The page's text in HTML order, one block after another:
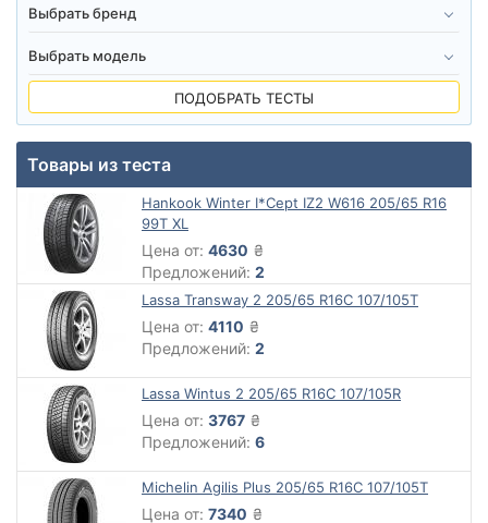
ПОДОБРАТЬ ТЕСТЫ
Товары из теста
Hankook Winter I*Cept IZ2 W616 205/65 R16
99T XL
Цена от: 4630 ₴
Предложений: 2
Lassa Transway 2 205/65 R16C 107/105T
Цена от: 4110 ₴
Предложений: 2
Lassa Wintus 2 205/65 R16C 107/105R
Цена от: 3767 ₴
Предложений: 6
Michelin Agilis Plus 205/65 R16C 107/105T
Цена от: 7340 ₴